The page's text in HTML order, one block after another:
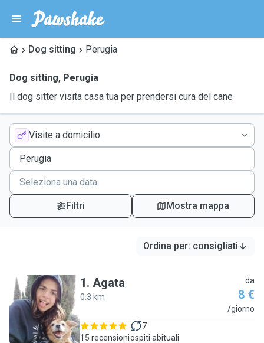
Dog sitting Perugia
Dog sitting, Perugia
Il dog sitter visita casa tua per prendersi cura del cane
Visite a domicilio
Filtri Mostra mappa
Ordina per: consigliati
A
1. Agata
0.3 km
da
8 €
/giorno
15 recensioni
7
ospiti abituali